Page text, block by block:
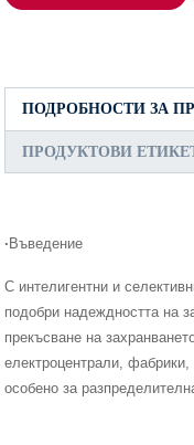
ПОДРОБНОСТИ ЗА
ПРОДУКТОВИ
· Въведение
С интелигентни и
подобри надеждността на
прекъсване на
електроцентрали,
особено за